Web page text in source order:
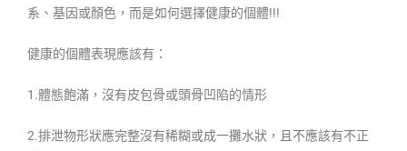
系、基因或顏色，而是如何選擇健康的個體!!!
健康的個體表現應該有：
1.體態飽滿，沒有皮包骨或頭骨凹陷的情形
2.排泄物形狀應完整沒有稀糊或成一攤水狀，且不應該有不正